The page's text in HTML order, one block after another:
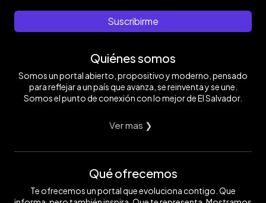
Suscribirme
Quiénes somos
Somos un portal abierto, propositivo y moderno, pensado
para reflejar a un país que avanza, se reinventa y se une.
Somos el punto de conexión con lo mejor de El Salvador.
Ver mas ❯
Qué ofrecemos
Te ofrecemos un portal que evoluciona contigo. Que